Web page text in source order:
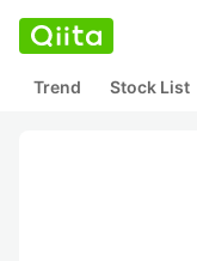
Trend Stock List